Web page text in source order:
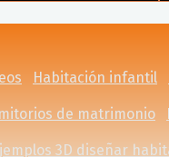
Habitación infantil
de matrimonio
3D diseñar